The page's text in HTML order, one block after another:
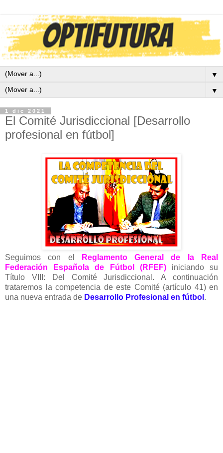
▼
▼
1 dic 2021
El Comité Jurisdiccional [Desarrollo
profesional en fútbol]
Seguimos con el
Reglamento General de la Real
Federación Española de Fútbol (RFEF)iniciando su
Título VIII: Del Comité Jurisdiccional. A continuación
trataremos la competencia de este Comité (artículo 41) en
una nueva entrada de Desarrollo Profesional en fútbol .